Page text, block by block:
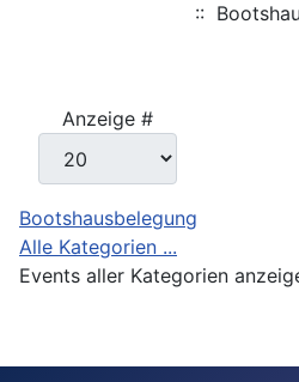
::
Anzeige #
Bootshausbelegung
Alle Kategorien ...
Events aller Kategorien